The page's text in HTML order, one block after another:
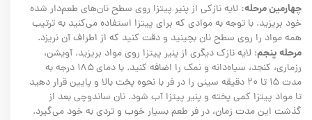
چهارمین مرحله: لایه نازکی از پنیر پیتزا روی سطح نان‌های طعم‌دار شده
خود بریزید. با توجه به موادی که برای پیتزا استفاده می‌کنید به ترتیب
همه مواد را روی سطح نان بچینید و دقت کنید که از اطراف آن نریزد.
مرحله پنجم: لایه نازک دیگری از پنیر پیتزا روی مواد بریزید. آویشن،
رزماری، کنجد، سیاه‌دانه و نمک را اضافه کنید. با دمای ۱۸۵ درجه به
مدت ۱۵ تا ۲۰ دقیقه سینی را در فر با نحوه پخت بالا و پایین قرار دهید
تا مواد پیتزا کمی پخته و پنیر پیتزا آب شود. نان ساندوچی بعد از
گذشت این مدت زمان، در فر طعم بسیار خوب و تردی به خود می‌گیرد.